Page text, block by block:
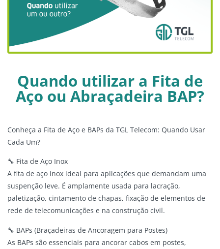
Quando utilizar a Fita de
Aço ou Abraçadeira BAP?
Conheça a Fita de Aço e BAPs da TGL Telecom: Quando Usar
Cada Um?
🔧 Fita de Aço Inox
A fita de aço inox ideal para aplicações que demandam uma
suspenção leve. É amplamente usada para lacração,
paletização, cintamento de chapas, fixação de elementos de
rede de telecomunicações e na construção civil.
🔧 BAPs (Braçadeiras de Ancoragem para Postes)
As BAPs são essenciais para ancorar cabos em postes,